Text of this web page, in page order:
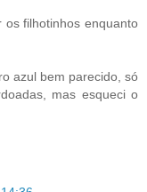
filhotinhos enquanto
azul bem parecido, só
mas esqueci o